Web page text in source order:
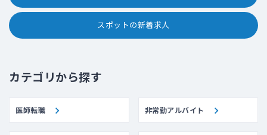
スポットの新着求人
カテゴリから探す
医師転職 非常勤アルバイト